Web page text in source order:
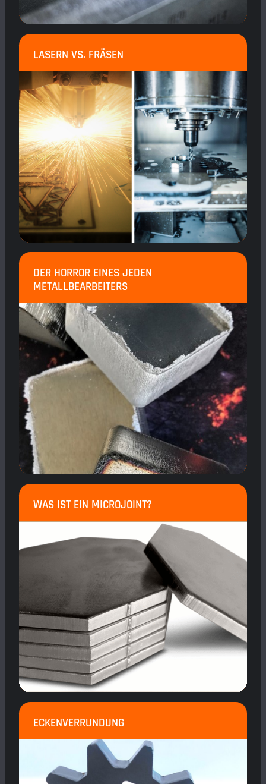
LASERN VS. FRÄSEN
DER HORROR EINES JEDEN
METALLBEARBEITERS
WAS IST EIN MICROJOINT?
ECKENVERRUNDUNG